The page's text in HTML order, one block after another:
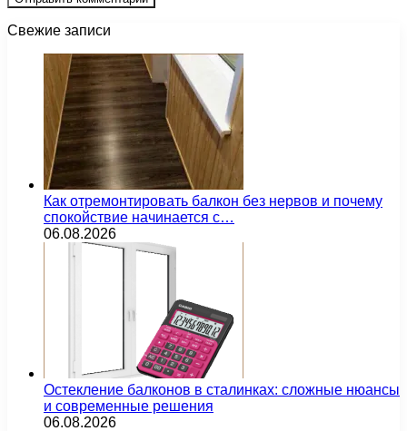
Свежие записи
Как отремонтировать балкон без нервов и почему
спокойствие начинается с…
06.08.2026
Остекление балконов в сталинках: сложные нюансы
и современные решения
06.08.2026